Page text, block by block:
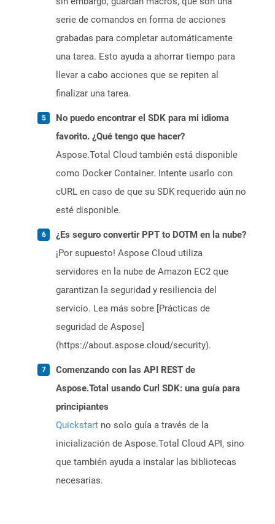
serie de comandos en forma de acciones
grabadas para completar automáticamente
una tarea. Esto ayuda a ahorrar tiempo para
llevar a cabo acciones que se repiten al
finalizar una tarea.
No puedo encontrar el SDK para mi idioma
favorito. ¿Qué tengo que hacer?
Aspose.Total Cloud también está disponible
como Docker Container. Intente usarlo con
cURL en caso de que su SDK requerido aún no
esté disponible.
¿Es seguro convertir PPT to DOTM en la nube?
¡Por supuesto! Aspose Cloud utiliza
servidores en la nube de Amazon EC2 que
garantizan la seguridad y resiliencia del
servicio. Lea más sobre [Prácticas de
seguridad de Aspose]
(https://about.aspose.cloud/security).
Comenzando con las API REST de
Aspose.Total usando Curl SDK: una guía para
principiantes
Quickstart no solo guía a través de la
inicialización de Aspose.Total Cloud API, sino
que también ayuda a instalar las bibliotecas
necesarias.